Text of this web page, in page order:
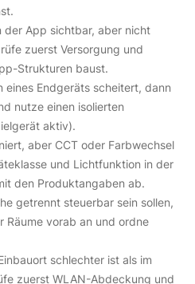
der App sichtbar, aber nicht
zuerst Versorgung und
Strukturen baust.
eines Endgeräts scheitert, dann
nutze einen isolierten
aktiv).
aber CCT oder Farbwechsel
und Lichtfunktion in der
den Produktangaben ab.
getrennt steuerbar sein sollen,
Räume vorab an und ordne
schlechter ist als im
zuerst WLAN-Abdeckung und